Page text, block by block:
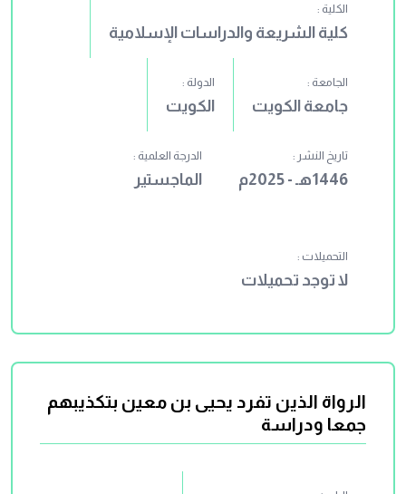
الكلية :
كلية الشريعة والدراسات الإسلامية
الجامعة :
جامعة الكويت
الدولة :
الكويت
تاريخ النشر :
1446هـ - 2025م
الدرجة العلمية :
الماجستير
التحميلات :
لا توجد تحميلات
الرواة الذين تفرد يحيى بن معين بتكذيبهم
جمعا ودراسة